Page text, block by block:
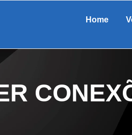
Home